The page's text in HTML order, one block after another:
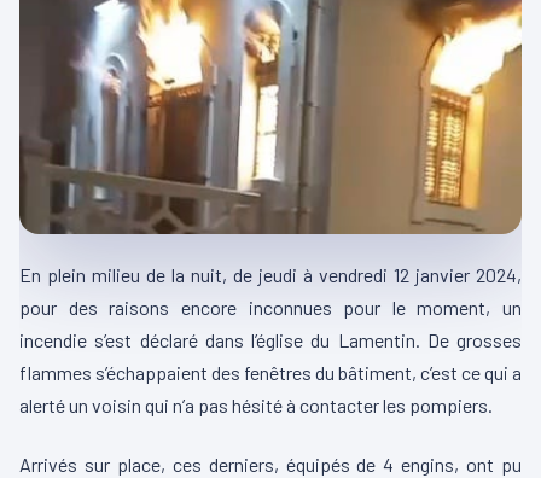
En plein milieu de la nuit, de jeudi à vendredi 12 janvier 2024,
pour des raisons encore inconnues pour le moment, un
incendie s’est déclaré dans l’église du Lamentin. De grosses
flammes s’échappaient des fenêtres du bâtiment, c’est ce qui a
alerté un voisin qui n’a pas hésité à contacter les pompiers.
Arrivés sur place, ces derniers, équipés de 4 engins, ont pu